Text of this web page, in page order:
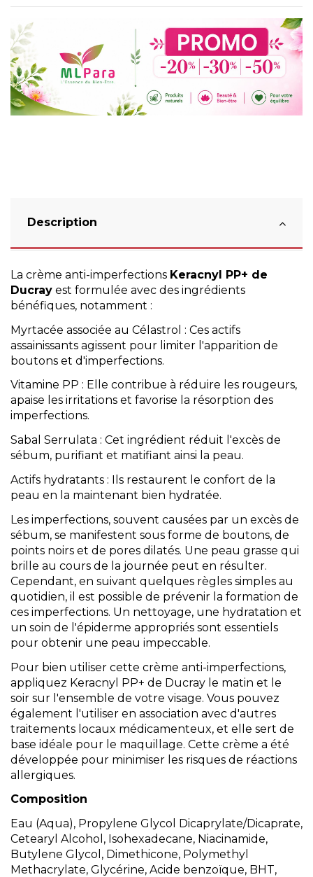
Description
La crème anti-imperfections Keracnyl PP+ de
Ducray est formulée avec des ingrédients
bénéfiques, notamment :
Myrtacée associée au Célastrol : Ces actifs
assainissants agissent pour limiter l'apparition de
boutons et d'imperfections.
Vitamine PP : Elle contribue à réduire les rougeurs,
apaise les irritations et favorise la résorption des
imperfections.
Sabal Serrulata : Cet ingrédient réduit l'excès de
sébum, purifiant et matifiant ainsi la peau.
Actifs hydratants : Ils restaurent le confort de la
peau en la maintenant bien hydratée.
Les imperfections, souvent causées par un excès de
sébum, se manifestent sous forme de boutons, de
points noirs et de pores dilatés. Une peau grasse qui
brille au cours de la journée peut en résulter.
Cependant, en suivant quelques règles simples au
quotidien, il est possible de prévenir la formation de
ces imperfections. Un nettoyage, une hydratation et
un soin de l'épiderme appropriés sont essentiels
pour obtenir une peau impeccable.
Pour bien utiliser cette crème anti-imperfections,
appliquez Keracnyl PP+ de Ducray le matin et le
soir sur l'ensemble de votre visage. Vous pouvez
également l'utiliser en association avec d'autres
traitements locaux médicamenteux, et elle sert de
base idéale pour le maquillage. Cette crème a été
développée pour minimiser les risques de réactions
allergiques.
Composition
Eau (Aqua), Propylene Glycol Dicaprylate/Dicaprate,
Cetearyl Alcohol, Isohexadecane, Niacinamide,
Butylene Glycol, Dimethicone, Polymethyl
Methacrylate, Glycérine, Acide benzoïque, BHT,